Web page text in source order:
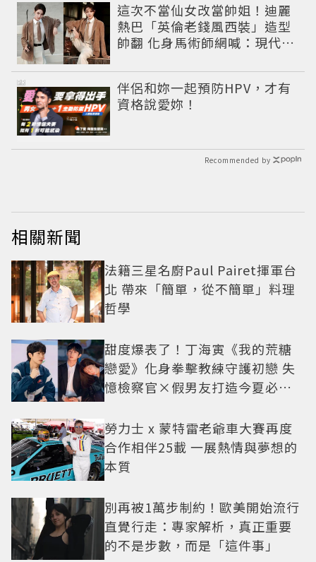
這次不當仙女改當帥姐！迪麗
熱巴「英倫老錢風西裝」造型
帥翻 化身馬術師網喊：現代版
伴侶和妳一起預防HPV，才有
資格說愛妳！
PR
Recommended by
相關新聞
法籍三星名廚Paul Pairet揮軍台
北 帶來「簡單，從不簡單」料理
哲學
甜度爆表了！丁海寅《我的荒糖
戀愛》化身拳擊教練守護初戀 失
憶檢察官×假男友打造今夏必看
勞力士 x 蒙特雷老爺車大賽再度
合作相伴25載 一展熱情與夢想的
本質
別再被1萬步制約！歐美開始流行
直覺行走：專家解析，真正重要
的不是步數，而是「這件事」